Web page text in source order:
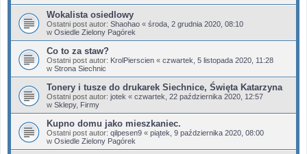
Wokalista osiedlowy
Ostatni post autor: Shaohao « środa, 2 grudnia 2020, 08:10
w Osiedle Zielony Pagórek
Co to za staw?
Ostatni post autor: KrolPierscien « czwartek, 5 listopada 2020, 11:28
w Strona Siechnic
Tonery i tusze do drukarek Siechnice, Święta Katarzyna
Ostatni post autor: jotek « czwartek, 22 października 2020, 12:57
w Sklepy, Firmy
Kupno domu jako mieszkaniec.
Ostatni post autor: qilpesen9 « piątek, 9 października 2020, 08:00
w Osiedle Zielony Pagórek